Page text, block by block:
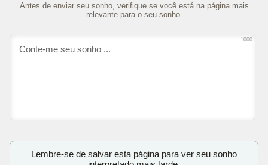
Antes de enviar seu sonho, verifique se você está na página mais
relevante para o seu sonho.
1000
Lembre-se de salvar esta página para ver seu sonho